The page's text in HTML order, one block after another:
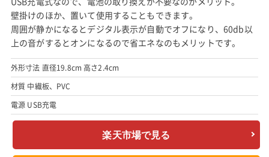
壁掛けのほか、置いて使用することもできます。
周囲が静かになるとデジタル表示が自動でオフになり、60db以
上の音がするとオンになるので省エネなのもメリットです。
外形寸法 直径19.8cm 高さ2.4cm
材質 中繊板、PVC
電源 USB充電
楽天市場で見る